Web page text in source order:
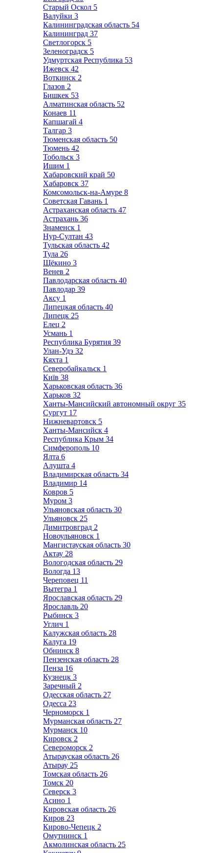
Старый Оскол 5
Валуйки 3
Калининградская область 54
Калининград 37
Светлогорск 5
Зеленоградск 5
Удмуртская Республика 53
Ижевск 42
Воткинск 2
Глазов 2
Бишкек 53
Алматинская область 52
Конаев 11
Капшагай 4
Талгар 3
Тюменская область 50
Тюмень 42
Тобольск 3
Ишим 1
Хабаровский край 50
Хабаровск 37
Комсомольск-на-Амуре 8
Советская Гавань 1
Астраханская область 47
Астрахань 36
Знаменск 1
Нур-Султан 43
Тульская область 42
Тула 26
Щёкино 3
Венев 2
Павлодарская область 40
Павлодар 39
Аксу 1
Липецкая область 40
Липецк 25
Елец 2
Усмань 1
Республика Бурятия 39
Улан-Удэ 32
Кяхта 1
Северобайкальск 1
Київ 38
Харьковская область 36
Харьков 32
Ханты-Мансийский автономный округ 35
Сургут 17
Нижневартовск 5
Ханты-Мансийск 4
Республика Крым 34
Симферополь 10
Ялта 6
Алушта 4
Владимирская область 34
Владимир 14
Ковров 5
Муром 3
Ульяновская область 30
Ульяновск 25
Димитровград 2
Новоульяновск 1
Мангистауская область 30
Актау 28
Вологодская область 29
Вологда 13
Череповец 11
Вытегра 1
Ярославская область 29
Ярославль 20
Рыбинск 3
Углич 1
Калужская область 28
Калуга 19
Обнинск 8
Пензенская область 28
Пенза 16
Кузнецк 3
Заречный 2
Одесская область 27
Одесса 23
Черноморск 1
Мурманская область 27
Мурманск 10
Кировск 2
Североморск 2
Атырауская область 26
Атырау 25
Томская область 26
Томск 20
Северск 3
Асино 1
Кировская область 26
Киров 23
Кирово-Чепецк 2
Омутнинск 1
Акмолинская область 25